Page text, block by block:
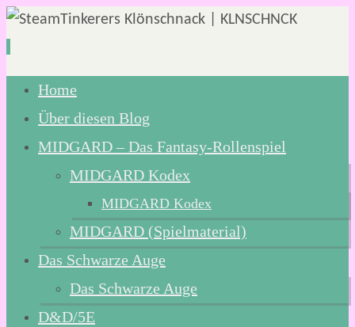
Zum
Inhalt
springen
Home
Über diesen Blog
MIDGARD – Das Fantasy-Rollenspiel
MIDGARD Kodex
MIDGARD Kodex
MIDGARD (Spielmaterial)
Das Schwarze Auge
Das Schwarze Auge
D&D/5E